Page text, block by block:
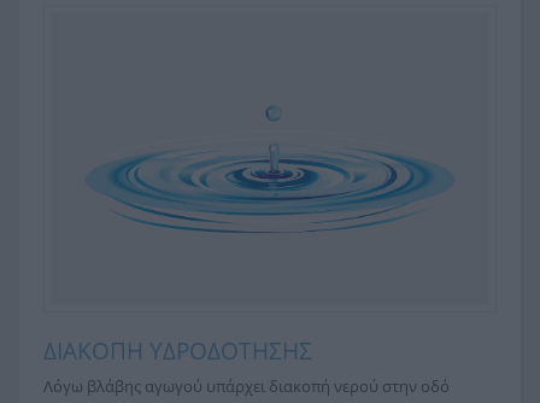
ΔΙΑΚΟΠΗ ΥΔΡΟΔΟΤΗΣΗΣ
Λόγω βλάβης αγωγού υπάρχει διακοπή νερού στην οδό